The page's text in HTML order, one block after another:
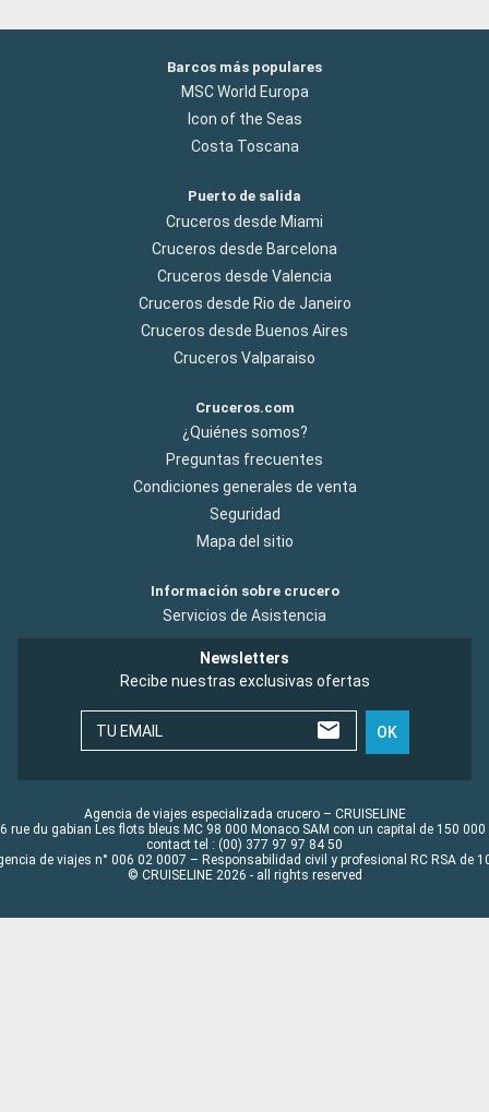
Barcos más populares
MSC World Europa
Icon of the Seas
Costa Toscana
Puerto de salida
Cruceros desde Miami
Cruceros desde Barcelona
Cruceros desde Valencia
Cruceros desde Rio de Janeiro
Cruceros desde Buenos Aires
Cruceros Valparaiso
Cruceros.com
¿Quiénes somos?
Preguntas frecuentes
Condiciones generales de venta
Seguridad
Mapa del sitio
Información sobre crucero
Servicios de Asistencia
Newsletters
Recibe nuestras exclusivas ofertas
TU EMAIL OK
Agencia de viajes especializada crucero – CRUISELINE
rue du gabian Les flots bleus MC 98 000 Monaco SAM con un capital de 150 000
contact tel : (00) 377 97 97 84 50
de viajes n° 006 02 0007 – Responsabilidad civil y profesional RC RSA de
© CRUISELINE 2026 - all rights reserved